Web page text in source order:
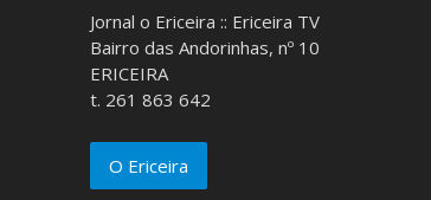
Jornal o Ericeira :: Ericeira TV
Bairro das Andorinhas, nº 10
ERICEIRA
t. 261 863 642
O Ericeira